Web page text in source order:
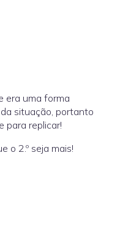
era uma forma
da situação, portanto
para replicar!
o 2.º seja mais!